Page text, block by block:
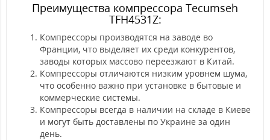
Преимущества компрессора Tecumseh
TFH4531Z:
Компрессоры производятся на заводе во
Франции, что выделяет их среди конкурентов,
заводы которых массово переезжают в Китай.
Компрессоры отличаются низким уровнем шума,
что особенно важно при установке в бытовые и
коммерческие системы.
Компрессоры всегда в наличии на складе в Киеве
и могут быть доставлены по Украине за один
день.